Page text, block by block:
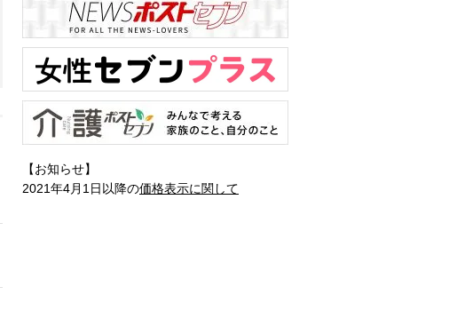
【お知らせ】
2021年4月1日以降の価格表示に関して